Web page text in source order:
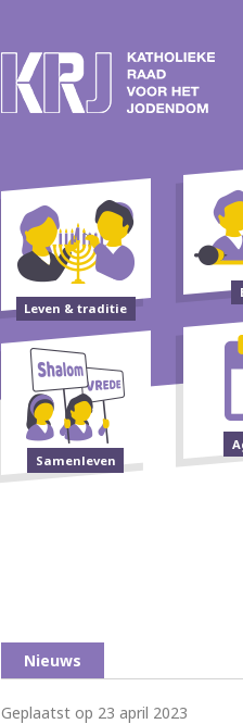
Leven & traditie
Samenleven
Nieuws
Geplaatst op 23 april 2023